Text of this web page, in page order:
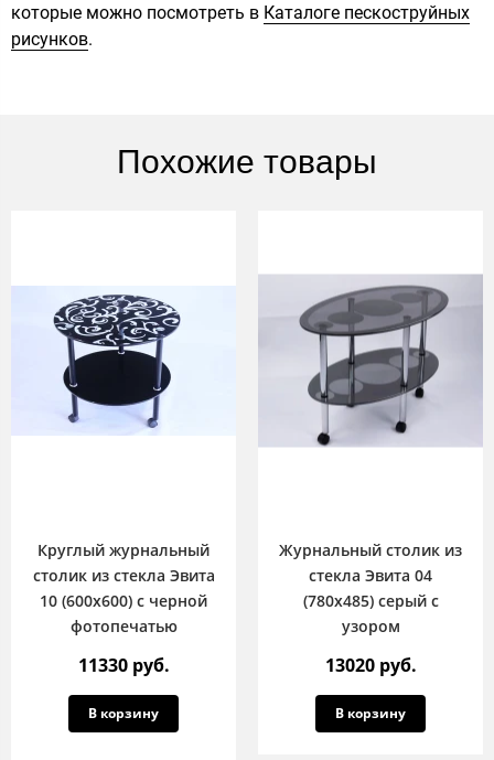
которые можно посмотреть в Каталоге пескоструйных
рисунков.
Похожие товары
Круглый журнальный
столик из стекла Эвита
10 (600х600) с черной
фотопечатью
11330 руб.
В корзину
Журнальный столик из
стекла Эвита 04
(780х485) серый с
узором
13020 руб.
В корзину